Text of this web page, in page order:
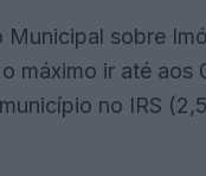
sobre
máximo ir até
no IRS